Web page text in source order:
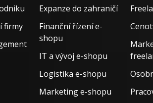
firmy
Expanze do zahraničí
Finanční řízení e-
shopu
IT a vývoj e-shopu
Logistika e-shopu
Marketing e-shopu